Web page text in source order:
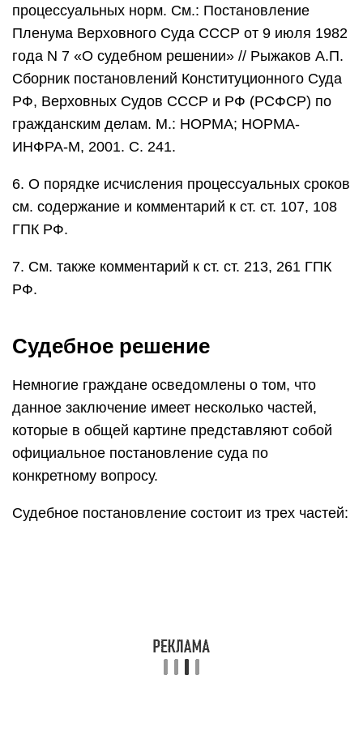
процессуальных норм. См.: Постановление
Пленума Верховного Суда СССР от 9 июля 1982
года N 7 «О судебном решении» // Рыжаков А.П.
Сборник постановлений Конституционного Суда
РФ, Верховных Судов СССР и РФ (РСФСР) по
гражданским делам. М.: НОРМА; НОРМА-
ИНФРА-М, 2001. С. 241.
6. О порядке исчисления процессуальных сроков
см. содержание и комментарий к ст. ст. 107, 108
ГПК РФ.
7. См. также комментарий к ст. ст. 213, 261 ГПК
РФ.
Судебное решение
Немногие граждане осведомлены о том, что
данное заключение имеет несколько частей,
которые в общей картине представляют собой
официальное постановление суда по
конкретному вопросу.
Судебное постановление состоит из трех частей: